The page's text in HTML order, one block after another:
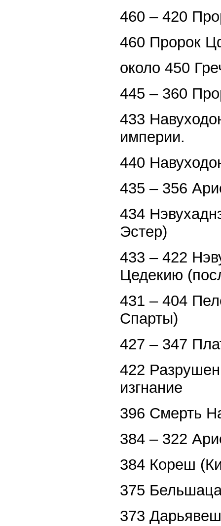
460 – 420
460 Пророк
около 450
445 – 360
433
империи.
440
435 – 356
434
Эстер)
433 – 422
Цедекию
431 – 404
Спарты)
427 – 347
422
изгнание
396 Смерть
384 – 322
384 Кореш
375
373